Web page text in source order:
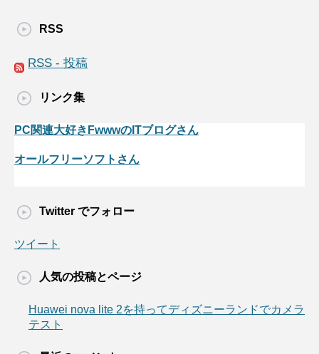
RSS
RSS - 投稿
リンク集
PC関連大好きFwwwのITブログさん
オールフリーソフトさん
Twitter でフォロー
ツイート
人気の投稿とページ
Huawei nova lite 2を持ってディズニーランドでカメラ
テスト